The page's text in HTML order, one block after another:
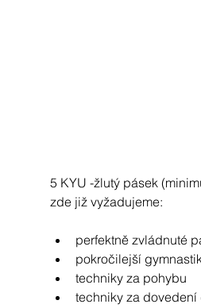
5 KYU -žlutý pásek
zde již vyžadujeme:
perfektně zvládnuté
pokročilejší
techniky za pohybu
techniky za dovedení